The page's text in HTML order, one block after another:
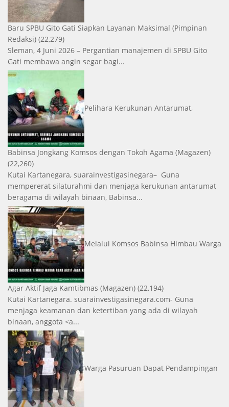
Baru SPBU Gito Gati Siapkan Layanan Maksimal (Pimpinan
Redaksi) (22,279)
Sleman, 4 Juni 2026 – Pergantian manajemen di SPBU Gito
Gati membawa angin segar bagi...
Pelihara Kerukunan Antarumat,
Babinsa Jongkang Komsos dengan Tokoh Agama (Magazen)
(22,260)
Kutai Kartanegara, suarainvestigasinegara– Guna
mempererat silaturahmi dan menjaga kerukunan antarumat
beragama di wilayah binaan, Babinsa...
Melalui Komsos Babinsa Himbau Warga
Agar Aktif Jaga Kamtibmas (Magazen) (22,194)
Kutai Kartanegara. suarainvestigasinegara.com- Guna
menjaga keamanan dan ketertiban yang ada di wilayah
binaan, anggota <a...
Warga Pasuruan Dapat Pendampingan